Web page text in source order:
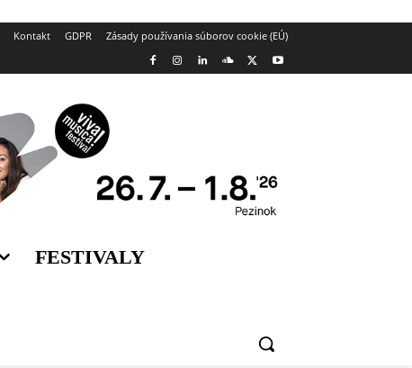
Kontakt GDPR Zásady používania súborov cookie (EÚ)
FESTIVALY